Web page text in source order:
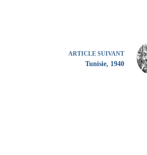
ARTICLE SUIVANT
Tunisie, 1940